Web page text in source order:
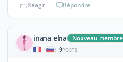
Réagir Répondre
inana elna Nouveau membre
| 9POSTS